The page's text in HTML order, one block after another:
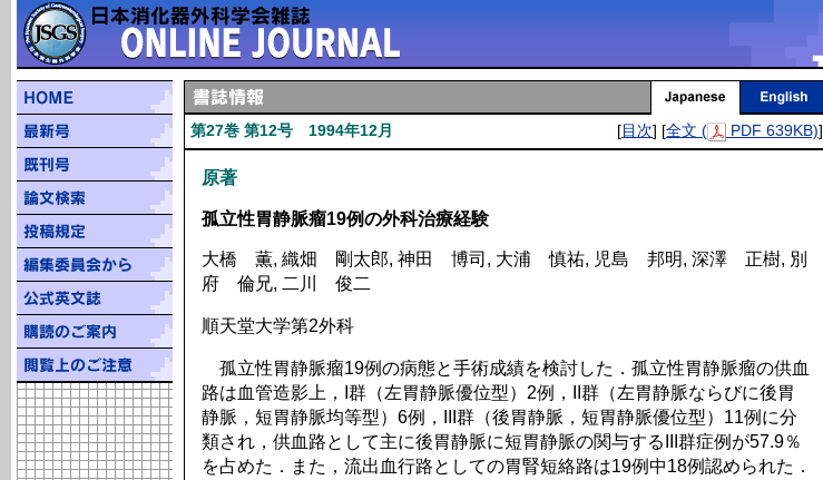
第27巻 第12号 1994年12月 [目次] [全文 ( PDF 639KB)]
原著
孤立性胃静脈瘤19例の外科治療経験
大橋 薫, 織畑 剛太郎, 神田 博司, 大浦 慎祐, 児島 邦明, 深澤 正樹, 別
府 倫兄, 二川 俊二
順天堂大学第2外科
孤立性胃静脈瘤19例の病態と手術成績を検討した．孤立性胃静脈瘤の供血
路は血管造影上，I群（左胃静脈優位型）2例，II群（左胃静脈ならびに後胃
静脈，短胃静脈均等型）6例，III群（後胃静脈，短胃静脈優位型）11例に分
類され，供血路として主に後胃静脈に短胃静脈の関与するIII群症例が57.9％
を占めた．また，流出血行路としての胃腎短絡路は19例中18例認められた．